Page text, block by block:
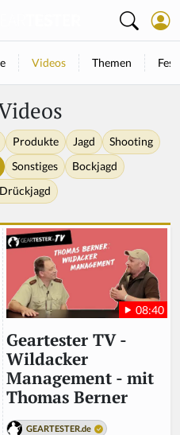
Videos Themen
Produkte Jagd
Shooting
Sonstiges
Bockjagd
08:40
Geartester TV -
Wildacker
Management - mit
Thomas Berner
GEARTESTER.de